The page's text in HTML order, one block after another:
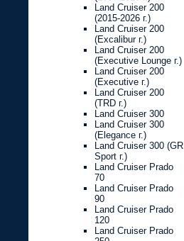
Land Cruiser 200
(2015-2026 г.)
Land Cruiser 200
(Excalibur г.)
Land Cruiser 200
(Executive Lounge г.)
Land Cruiser 200
(Executive г.)
Land Cruiser 200
(TRD г.)
Land Cruiser 300
Land Cruiser 300
(Elegance г.)
Land Cruiser 300 (GR
Sport г.)
Land Cruiser Prado
70
Land Cruiser Prado
90
Land Cruiser Prado
120
Land Cruiser Prado